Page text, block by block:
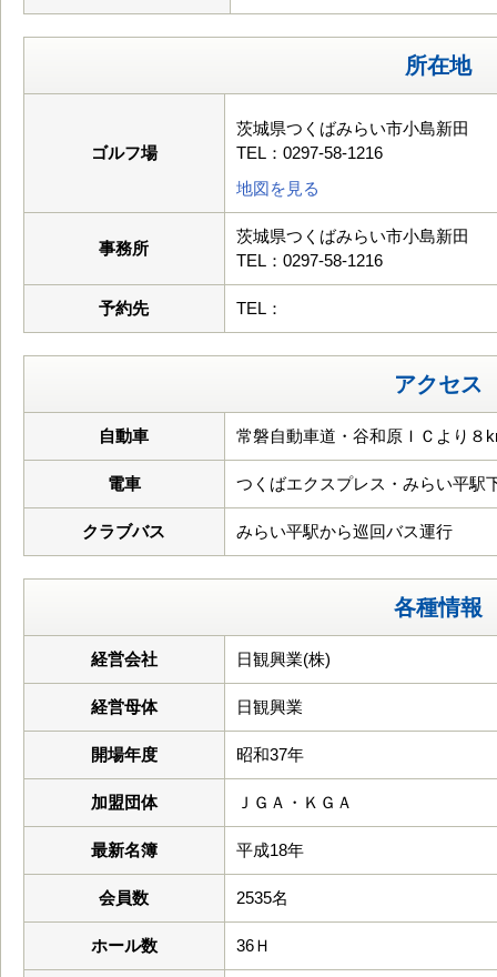
所在地
ゴルフ場
茨城県つくばみらい市小島新田
TEL：0297-58-1216
地図を見る
事務所
茨城県つくばみらい市小島新田
TEL：0297-58-1216
予約先 TEL：
アクセス
自動車 常磐自動車道・谷和原ＩＣより８
電車 つくばエクスプレス・みらい平
クラブバス みらい平駅から巡回バス運行
各種情報
経営会社 日観興業(株)
経営母体 日観興業
開場年度 昭和37年
加盟団体 ＪＧＡ・ＫＧＡ
最新名簿 平成18年
会員数 2535名
ホール数 36Ｈ